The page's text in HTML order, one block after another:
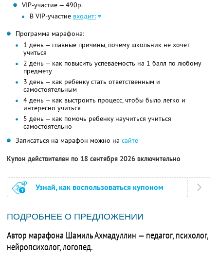
VIP-участие — 490р.
В VIP-участие входит:
Программа марафона:
1 день — главные причины, почему школьник не хочет
учиться
2 день — как повысить успеваемость на 1 балл по любому
предмету
3 день — как ребенку стать ответственным и
самостоятельным
4 день — как выстроить процесс, чтобы было легко и
интересно учиться
5 день — как помочь ребенку научиться учиться
самостоятельно
Записаться на марафон можно на сайте
Купон действителен по 18 сентября 2026 включительно
Узнай, как воспользоваться купоном
ПОДРОБНЕЕ О ПРЕДЛОЖЕНИИ
Автор марафона Шамиль Ахмадуллин — педагог, психолог,
нейропсихолог, логопед.